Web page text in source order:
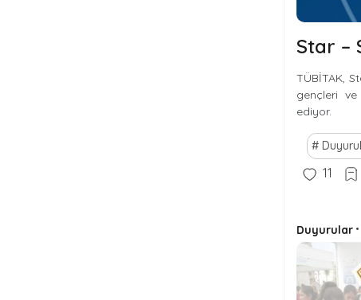
Star –
TÜBİTAK,
gençleri
ediyor.
11
Duyurular •